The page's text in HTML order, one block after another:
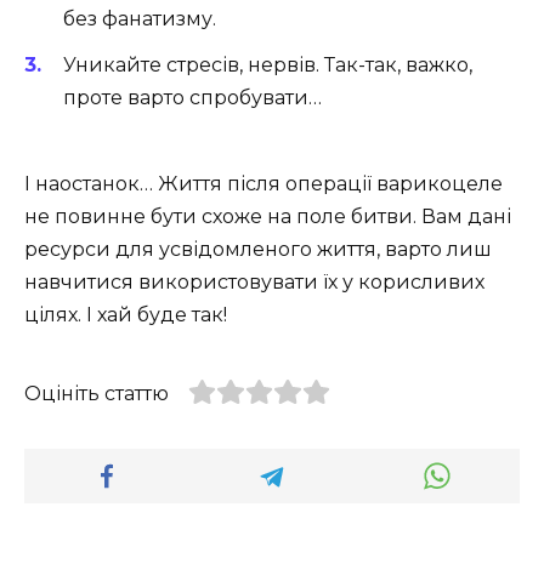
без фанатизму.
Уникайте стресів, нервів. Так-так, важко,
проте варто спробувати…
І наостанок… Життя після операції варикоцеле
не повинне бути схоже на поле битви. Вам дані
ресурси для усвідомленого життя, варто лиш
навчитися використовувати їх у корисливих
цілях. І хай буде так!
Оцініть статтю